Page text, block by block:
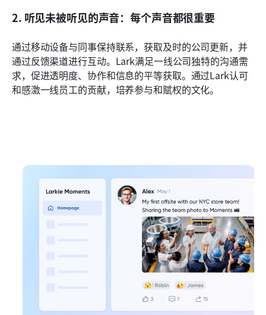
2. 听见未被听见的声音：每个声音都很重要
通过移动设备与同事保持联系，获取及时的公司更新，并
通过反馈渠道进行互动。Lark满足一线公司独特的沟通需
求，促进透明度、协作和信息的平等获取。通过Lark认可
和感激一线员工的贡献，培养参与和赋权的文化。